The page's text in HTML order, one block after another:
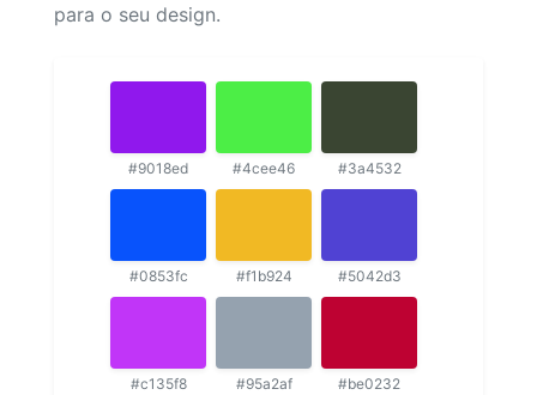
para o seu design.
#9018ed #4cee46 #3a4532
#0853fc #f1b924 #5042d3
#c135f8 #95a2af #be0232